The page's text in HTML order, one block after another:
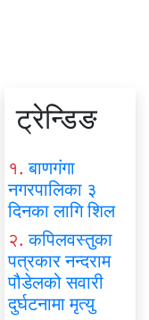
ट्रेन्डिङ
१. बाणगंगा
नगरपालिका ३
दिनका लागि शिल
२. कपिलवस्तुका
पत्रकार नन्दराम
पौडेलको सवारी
दुर्घटनामा मृत्यु